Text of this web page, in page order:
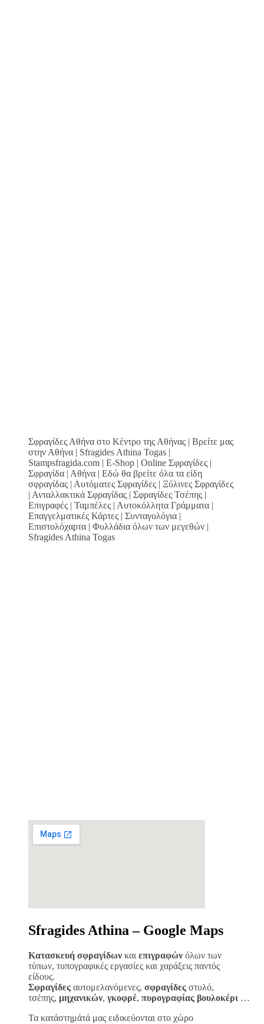
Σφραγίδες Αθήνα στο Κέντρο της Αθήνας | Βρείτε μας
στην Αθήνα | Sfragides Athina Togas |
Stampsfragida.com | E-Shop | Online Σφραγίδες |
Σφραγίδα | Αθήνα | Εδώ θα βρείτε όλα τα είδη
σφραγίδας | Αυτόματες Σφραγίδες | Ξύλινες Σφραγίδες
| Ανταλλακτικά Σφραγίδας | Σφραγίδες Τσέπης |
Επιγραφές | Ταμπέλες | Αυτοκόλλητα Γράμματα |
Επαγγελματικές Κάρτες | Συνταγολόγια |
Επιστολόχαρτα | Φυλλάδια όλων των μεγεθών |
Sfragides Athina Togas
Sfragides Athina – Google Maps
Κατασκευή σφραγίδων και επιγραφών όλων των
τύπων, τυπογραφικές εργασίες και χαράξεις παντός
είδους.
Σφραγίδες αυτομελανόμενες, σφραγίδες στυλό,
τσέπης, μηχανικών, γκοφρέ, πυρογραφίας βουλοκέρι …
Τα κατάστημάτά μας ειδικεύονται στο χώρο